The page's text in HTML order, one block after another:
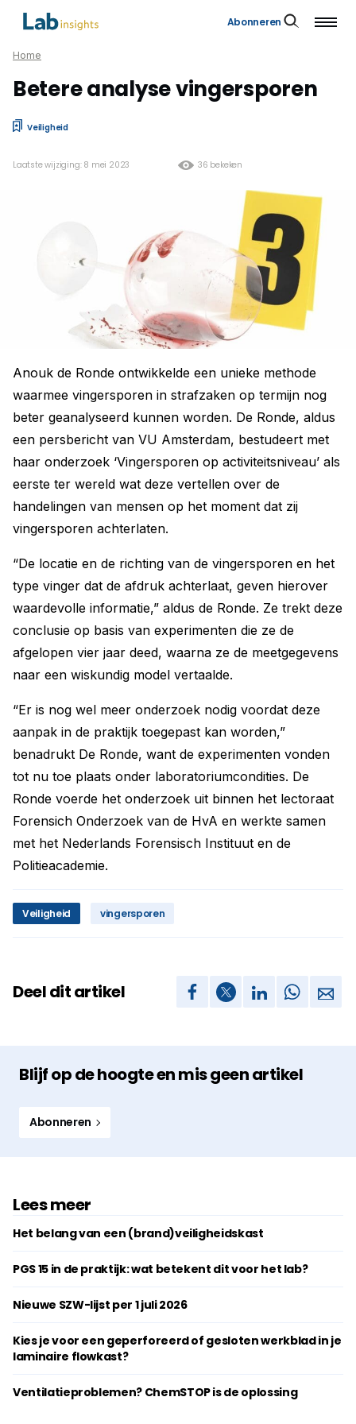
Abonneren
Home
Betere analyse vingersporen
Veiligheid
36 bekeken
Laatste wijziging: 8 mei 2023
Anouk de Ronde ontwikkelde een unieke methode
waarmee vingersporen in strafzaken op termijn nog
beter geanalyseerd kunnen worden. De Ronde, aldus
een persbericht van VU Amsterdam, bestudeert met
haar onderzoek ‘Vingersporen op activiteitsniveau’ als
eerste ter wereld wat deze vertellen over de
handelingen van mensen op het moment dat zij
vingersporen achterlaten.
“De locatie en de richting van de vingersporen en het
type vinger dat de afdruk achterlaat, geven hierover
waardevolle informatie,” aldus de Ronde. Ze trekt deze
conclusie op basis van experimenten die ze de
afgelopen vier jaar deed, waarna ze de meetgegevens
naar een wiskundig model vertaalde.
“Er is nog wel meer onderzoek nodig voordat deze
aanpak in de praktijk toegepast kan worden,”
benadrukt De Ronde, want de experimenten vonden
tot nu toe plaats onder laboratoriumcondities. De
Ronde voerde het onderzoek uit binnen het lectoraat
Forensich Onderzoek van de HvA en werkte samen
met het Nederlands Forensisch Instituut en de
Politieacademie.
Veiligheid vingersporen
Deel dit artikel
Blijf op de hoogte en mis geen artikel
Abonneren
Lees meer
Het belang van een (brand)veiligheidskast
PGS 15 in de praktijk: wat betekent dit voor het lab?
Nieuwe SZW-lijst per 1 juli 2026
Kies je voor een geperforeerd of gesloten werkblad in je
laminaire flowkast?
Ventilatieproblemen? ChemSTOP is de oplossing